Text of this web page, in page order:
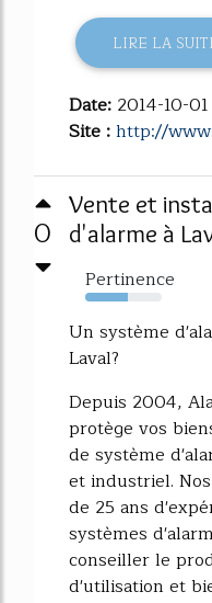
LIRE LA
Date: 2014-10-
Site :http://
0
Vente et
d'alarme à
Pertinence
55%
Un système
Laval?
Depuis 2004,
protège vos
de système
et industriel.
de 25 ans
systèmes
conseiller le
d'utilisation et